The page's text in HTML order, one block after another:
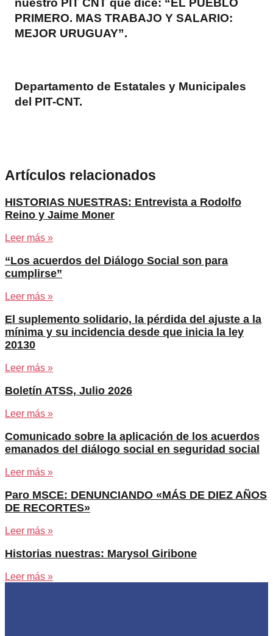
PRIMERO. MAS TRABAJO Y SALARIO:
MEJOR URUGUAY”.
Departamento de Estatales y Municipales
del PIT-CNT.
Artículos relacionados
HISTORIAS NUESTRAS: Entrevista a Rodolfo
Reino y Jaime Moner
Leer más »
“Los acuerdos del Diálogo Social son para
cumplirse”
Leer más »
El suplemento solidario, la pérdida del ajuste a la
mínima y su incidencia desde que inicia la ley
20130
Leer más »
Boletín ATSS, Julio 2026
Leer más »
Comunicado sobre la aplicación de los acuerdos
emanados del diálogo social en seguridad social
Leer más »
Paro MSCE: DENUNCIANDO «MÁS DE DIEZ AÑOS
DE RECORTES»
Leer más »
Historias nuestras: Marysol Giribone
Leer más »